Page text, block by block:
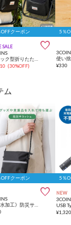
クーポン
SALE 
(30%OFF)
5％
¥330
ム
クーポン

《撥水加工》防災サコッシュ／SOBANI
5％
NEW
USB
¥